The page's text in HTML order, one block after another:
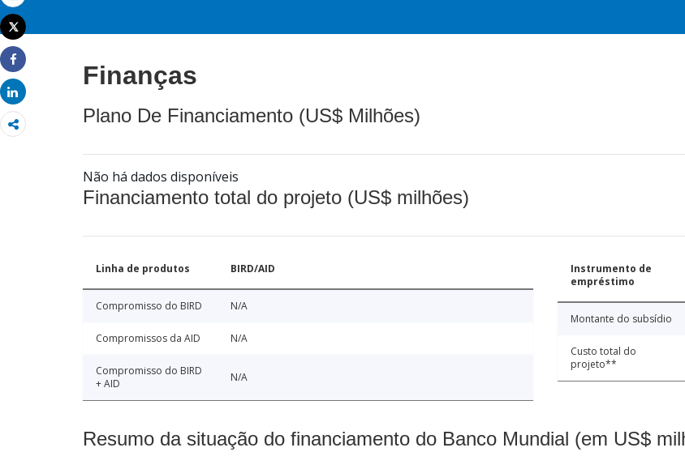
Email
Imprimir
Tweet
Share
Share
Finanças
Plano De Financiamento (US$ Milhões)
Não há dados disponíveis
Financiamento total do projeto (US$ milhões)
Linha de produtos BIRD/AID
Compromisso do BIRD N/A
Compromissos da AID N/A
Compromisso do BIRD
+ AID
N/A
Instrumento de
empréstimo
Montante do subsídio
Custo total do
projeto**
Resumo da situação do financiamento do Banco Mundial (em US$